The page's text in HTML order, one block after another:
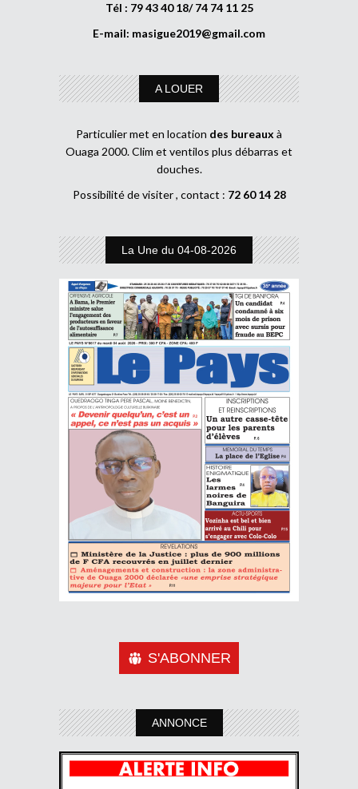
Tél : 79 43 40 18/ 74 74 11 25
E-mail: masigue2019@gmail.com
A LOUER
Particulier met en location des bureaux à
Ouaga 2000. Clim et ventilos plus débarras et
douches.
Possibilité de visiter , contact : 72 60 14 28
La Une du 04-08-2026
S'ABONNER
ANNONCE